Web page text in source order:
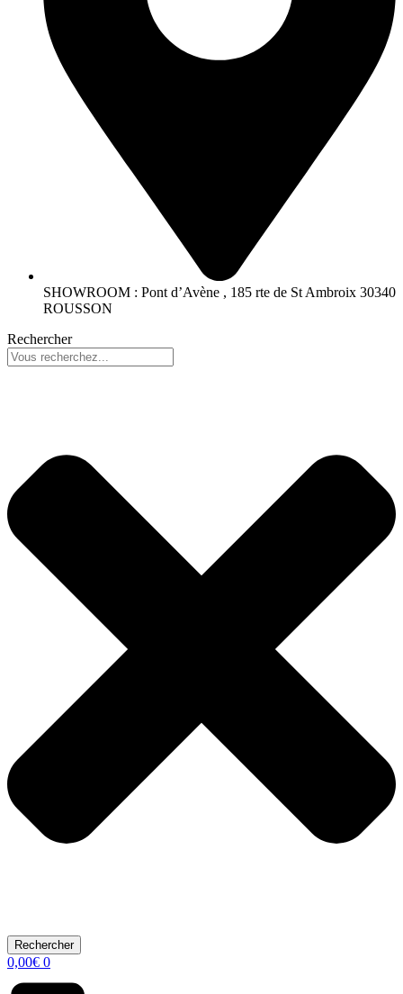
SHOWROOM : Pont d’Avène , 185 rte de St Ambroix 30340
ROUSSON
Rechercher
Rechercher
0,00€ 0